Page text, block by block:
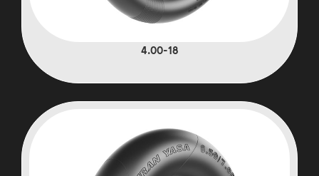
4.00-18